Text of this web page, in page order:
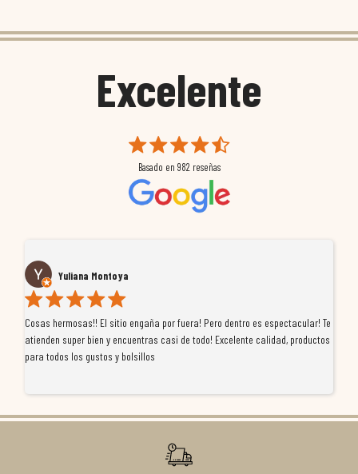
Excelente
Basado en 982 reseñas
Yuliana Montoya
Cosas hermosas!! El sitio engaña por fuera! Pero dentro es espectacular! Te
atienden super bien y encuentras casi de todo! Excelente calidad, productos
para todos los gustos y bolsillos